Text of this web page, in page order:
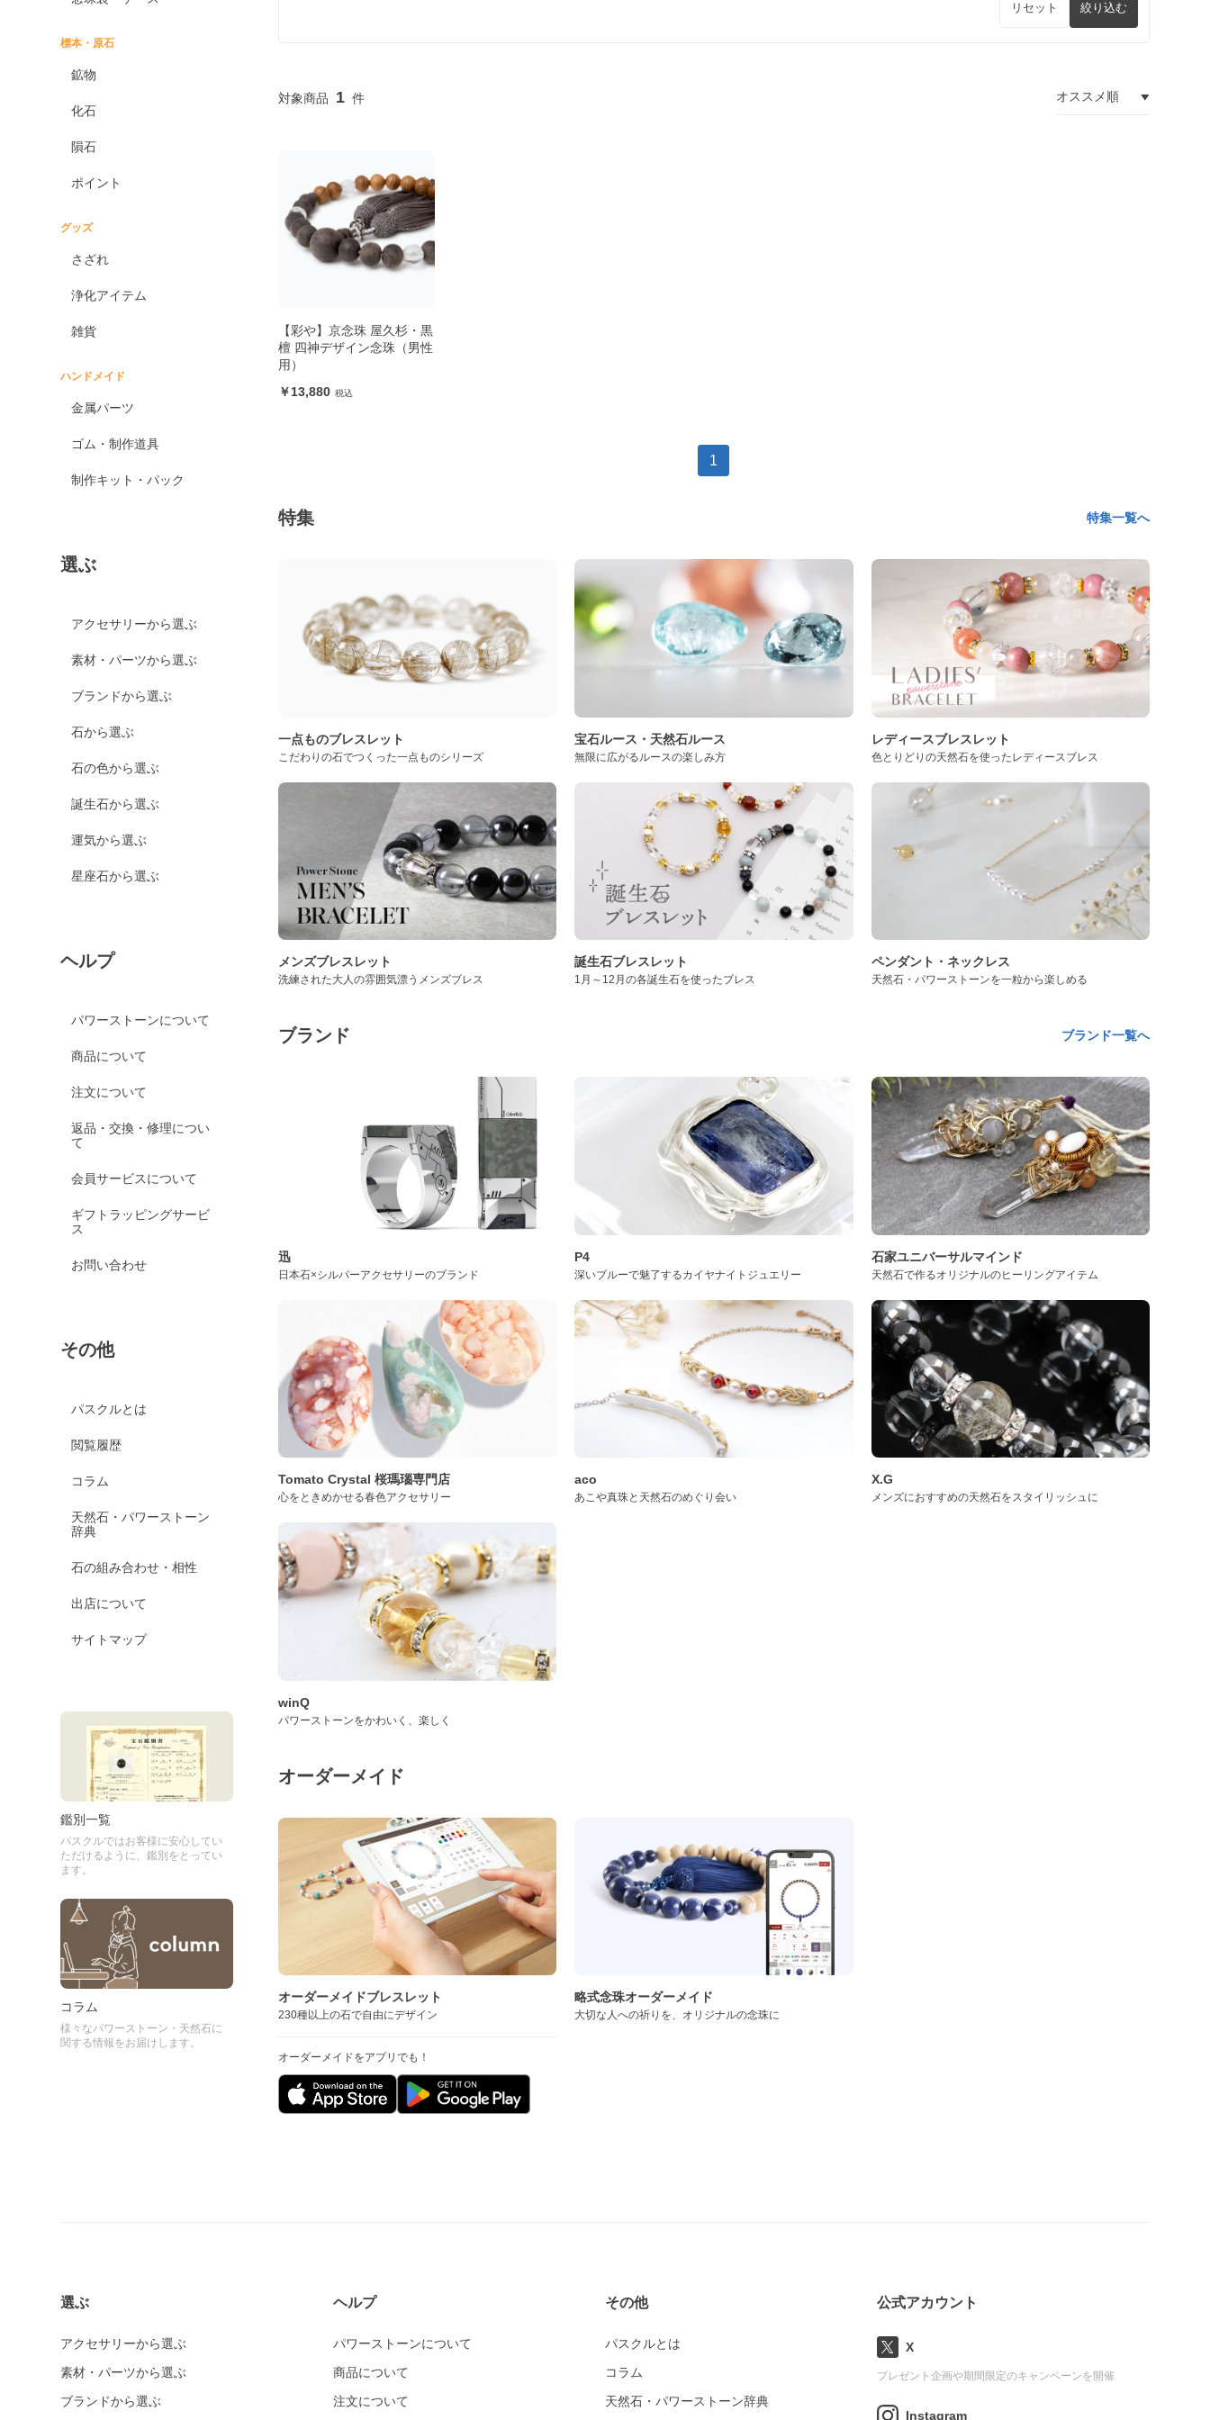
標本・原石
鉱物
化石
隕石
ポイント
グッズ
さざれ
浄化アイテム
雑貨
ハンドメイド
金属パーツ
ゴム・制作道具
制作キット・パック
選ぶ
アクセサリーから選ぶ
素材・パーツから選ぶ
ブランドから選ぶ
石から選ぶ
石の色から選ぶ
誕生石から選ぶ
運気から選ぶ
星座石から選ぶ
ヘルプ
パワーストーンについて
商品について
注文について
返品・交換・修理につい
て
会員サービスについて
ギフトラッピングサービ
ス
お問い合わせ
その他
パスクルとは
閲覧履歴
コラム
天然石・パワーストーン
辞典
石の組み合わせ・相性
出店について
サイトマップ
鑑別一覧
パスクルではお客様に安心してい
ただけるように、鑑別をとってい
ます。
コラム
様々なパワーストーン・天然石に
関する情報をお届けします。
リセット 絞り込む
1
【彩や】京念珠 屋久杉・黒
檀 四神デザイン念珠（男性
用）
13,880
1
特集 特集一覧へ
一点ものブレスレット
こだわりの石でつくった一点ものシリーズ
宝石ルース・天然石ルース
無限に広がるルースの楽しみ方
レディースブレスレット
色とりどりの天然石を使ったレディースブレス
メンズブレスレット
洗練された大人の雰囲気漂うメンズブレス
誕生石ブレスレット
1月～12月の各誕生石を使ったブレス
ペンダント・ネックレス
天然石・パワーストーンを一粒から楽しめる
ブランド ブランド一覧へ
迅
日本石×シルバーアクセサリーのブランド
P4
深いブルーで魅了するカイヤナイトジュエリー
石家ユニバーサルマインド
天然石で作るオリジナルのヒーリングアイテム
Tomato Crystal 桜瑪瑙専門店
心をときめかせる春色アクセサリー
aco
あこや真珠と天然石のめぐり会い
X.G
メンズにおすすめの天然石をスタイリッシュに
winQ
パワーストーンをかわいく、楽しく
オーダーメイド
オーダーメイドブレスレット
230種以上の石で自由にデザイン
オーダーメイドをアプリでも！
略式念珠オーダーメイド
大切な人への祈りを、オリジナルの念珠に
選ぶ
アクセサリーから選ぶ
素材・パーツから選ぶ
ブランドから選ぶ
ヘルプ
パワーストーンについて
商品について
注文について
その他
パスクルとは
コラム
天然石・パワーストーン辞典
公式アカウント
X
プレゼント企画や期間限定のキャンペーンを開催
Instagram